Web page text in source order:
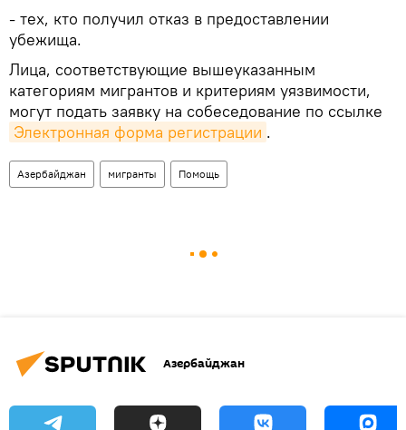
- тех, кто получил отказ в предоставлении
убежища.
Лица, соответствующие вышеуказанным
категориям мигрантов и критериям уязвимости,
могут подать заявку на собеседование по ссылке
Электронная форма регистрации .
Азербайджан мигранты Помощь
Азербайджан